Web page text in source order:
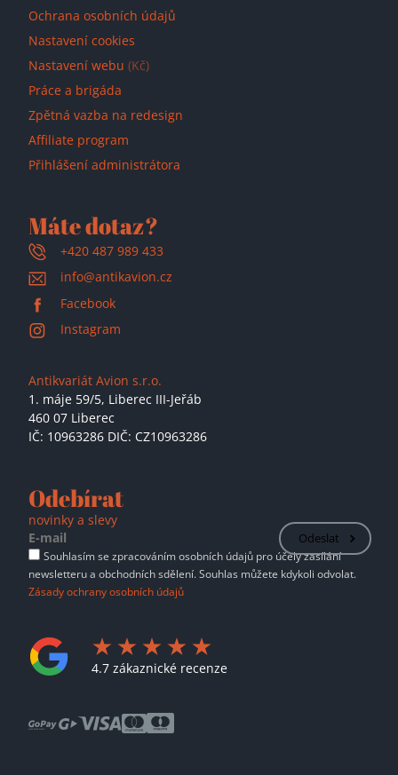
Ochrana osobních údajů
Nastavení cookies
Nastavení webu (Kč)
Práce a brigáda
Zpětná vazba na redesign
Affiliate program
Přihlášení administrátora
Máte dotaz?
+420 487 989 433
info@antikavion.cz
Facebook
Instagram
Antikvariát Avion s.r.o.
1. máje 59/5, Liberec III-Jeřáb
460 07 Liberec
IČ: 10963286 DIČ: CZ10963286
Odebírat
novinky a slevy
Odeslat
Souhlasím se zpracováním osobních údajů pro účely zasílání
newsletteru a obchodních sdělení. Souhlas můžete kdykoli odvolat.
Zásady ochrany osobních údajů
4.7 zákaznické recenze